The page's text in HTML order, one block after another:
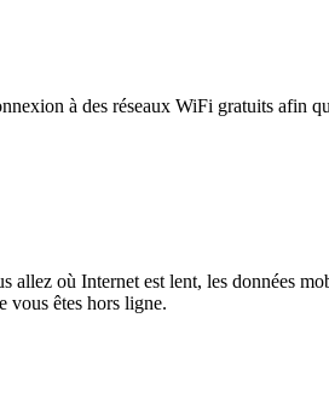
à des réseaux WiFi gratuits afin
allez où Internet est lent, les données
vous êtes hors ligne.